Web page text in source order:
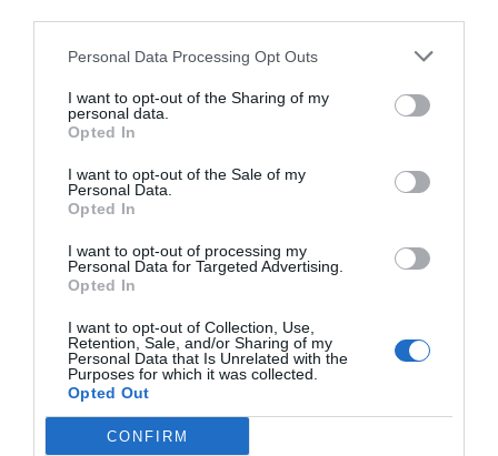
Personal Data Processing Opt Outs
I want to opt-out of the Sharing of my
personal data.
Opted In
I want to opt-out of the Sale of my
Personal Data.
Opted In
I want to opt-out of processing my
Personal Data for Targeted Advertising.
Opted In
I want to opt-out of Collection, Use,
Retention, Sale, and/or Sharing of my
Personal Data that Is Unrelated with the
Purposes for which it was collected.
Opted Out
CONFIRM
són els més ben valorats per la Fundació Banc
Sabadell, afegeix.
Projectes de futur i casos d'èxit